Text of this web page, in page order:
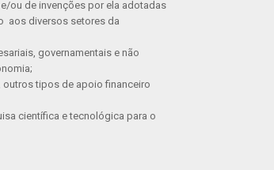
ou de invenções por ela adotadas
aos diversos setores da
governamentais e não
outros tipos de apoio financeiro
científica e tecnológica para o